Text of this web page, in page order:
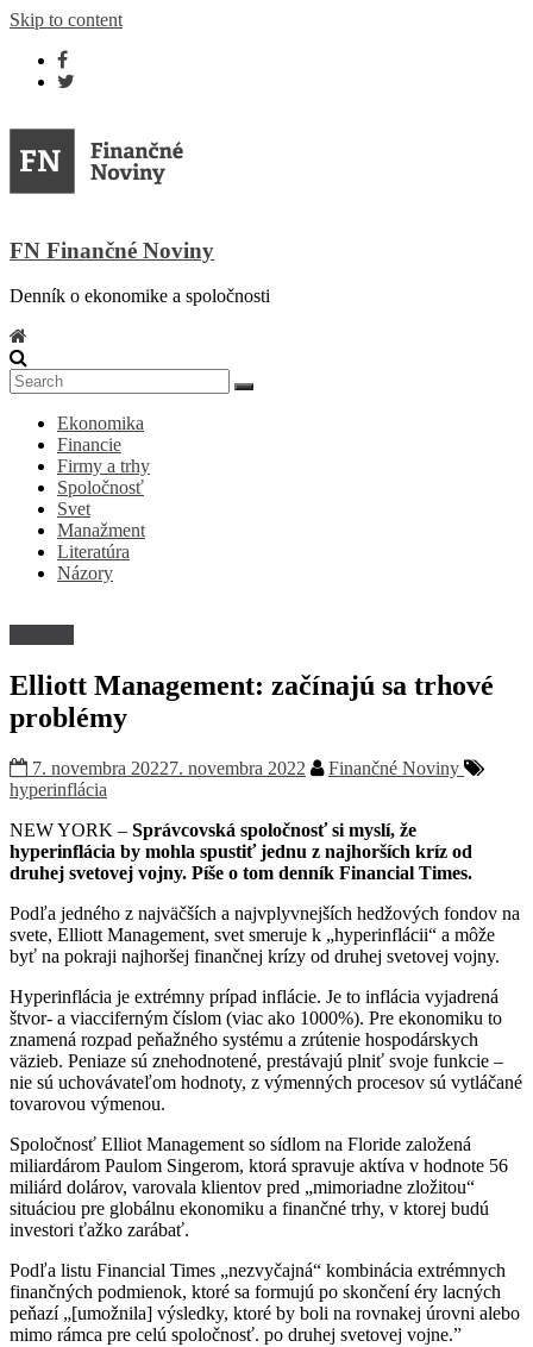
Skip to content
FN Finančné Noviny
Denník o ekonomike a spoločnosti
Ekonomika
Financie
Firmy a trhy
Spoločnosť
Svet
Manažment
Literatúra
Názory
Elliott Management: začínajú sa trhové
problémy
7. novembra 20227. novembra 2022
Finančné Noviny
hyperinflácia
NEW YORK – Správcovská spoločnosť si myslí, že
hyperinflácia by mohla spustiť jednu z najhorších kríz od
druhej svetovej vojny. Píše o tom denník Financial Times.
Podľa jedného z najväčších a najvplyvnejších hedžových fondov na
svete, Elliott Management, svet smeruje k „hyperinflácii“ a môže
byť na pokraji najhoršej finančnej krízy od druhej svetovej vojny.
Hyperinflácia je extrémny prípad inflácie. Je to inflácia vyjadrená
štvor- a viacciferným číslom (viac ako 1000%). Pre ekonomiku to
znamená rozpad peňažného systému a zrútenie hospodárskych
väzieb. Peniaze sú znehodnotené, prestávajú plniť svoje funkcie –
nie sú uchovávateľom hodnoty, z výmenných procesov sú vytláčané
tovarovou výmenou.
Spoločnosť Elliot Management so sídlom na Floride založená
miliardárom Paulom Singerom, ktorá spravuje aktíva v hodnote 56
miliárd dolárov, varovala klientov pred „mimoriadne zložitou“
situáciou pre globálnu ekonomiku a finančné trhy, v ktorej budú
investori ťažko zarábať.
Podľa listu Financial Times „nezvyčajná“ kombinácia extrémnych
finančných podmienok, ktoré sa formujú po skončení éry lacných
peňazí „[umožnila] výsledky, ktoré by boli na rovnakej úrovni alebo
mimo rámca pre celú spoločnosť. po druhej svetovej vojne.”